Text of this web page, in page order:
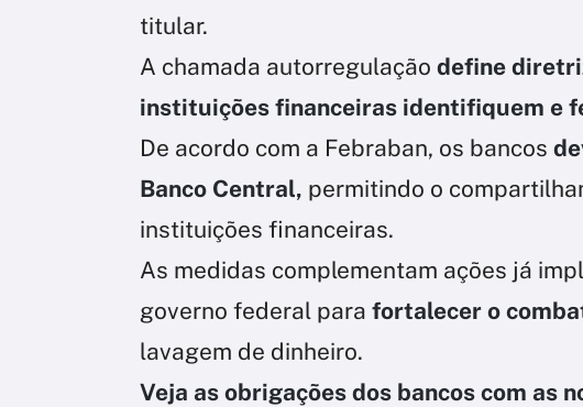
titular.
A chamada autorregulação define
instituições financeiras identifiquem e
De acordo com a Febraban, os bancos
Banco Central, permitindo o
instituições financeiras.
As medidas complementam ações já
governo federal para fortalecer o
lavagem de dinheiro.
Veja as obrigações dos bancos com as